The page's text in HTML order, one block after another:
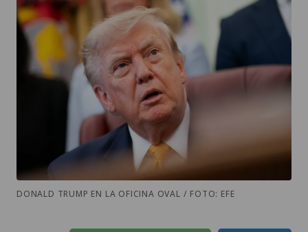
DONALD TRUMP EN LA OFICINA OVAL / FOTO: EFE